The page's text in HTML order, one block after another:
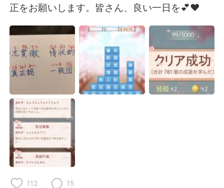
العربية Français
Deutsch 日本語
한국어 Русский
Indonesia
Türkçe
Português
正をお願いします。皆さん、良い一日を💕❤
112 15